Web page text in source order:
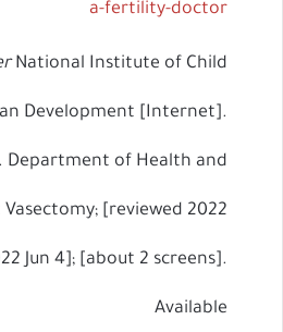
a-fertility-doctor
National Institute of Child
Development [Internet].
Department of Health and
[reviewed 2022
Jun 4]; [about 2 screens].
Available